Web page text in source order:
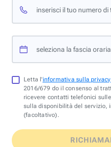
inserisci il tuo numero di
seleziona la fascia oraria
Letta l'informativa sulla privacy
2016/679 do il consenso al
ricevere contatti telefonici
sulla disponibilità del servizio,
(facoltativo).